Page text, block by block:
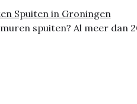
Spuiten in Groningen
spuiten? Al meer dan